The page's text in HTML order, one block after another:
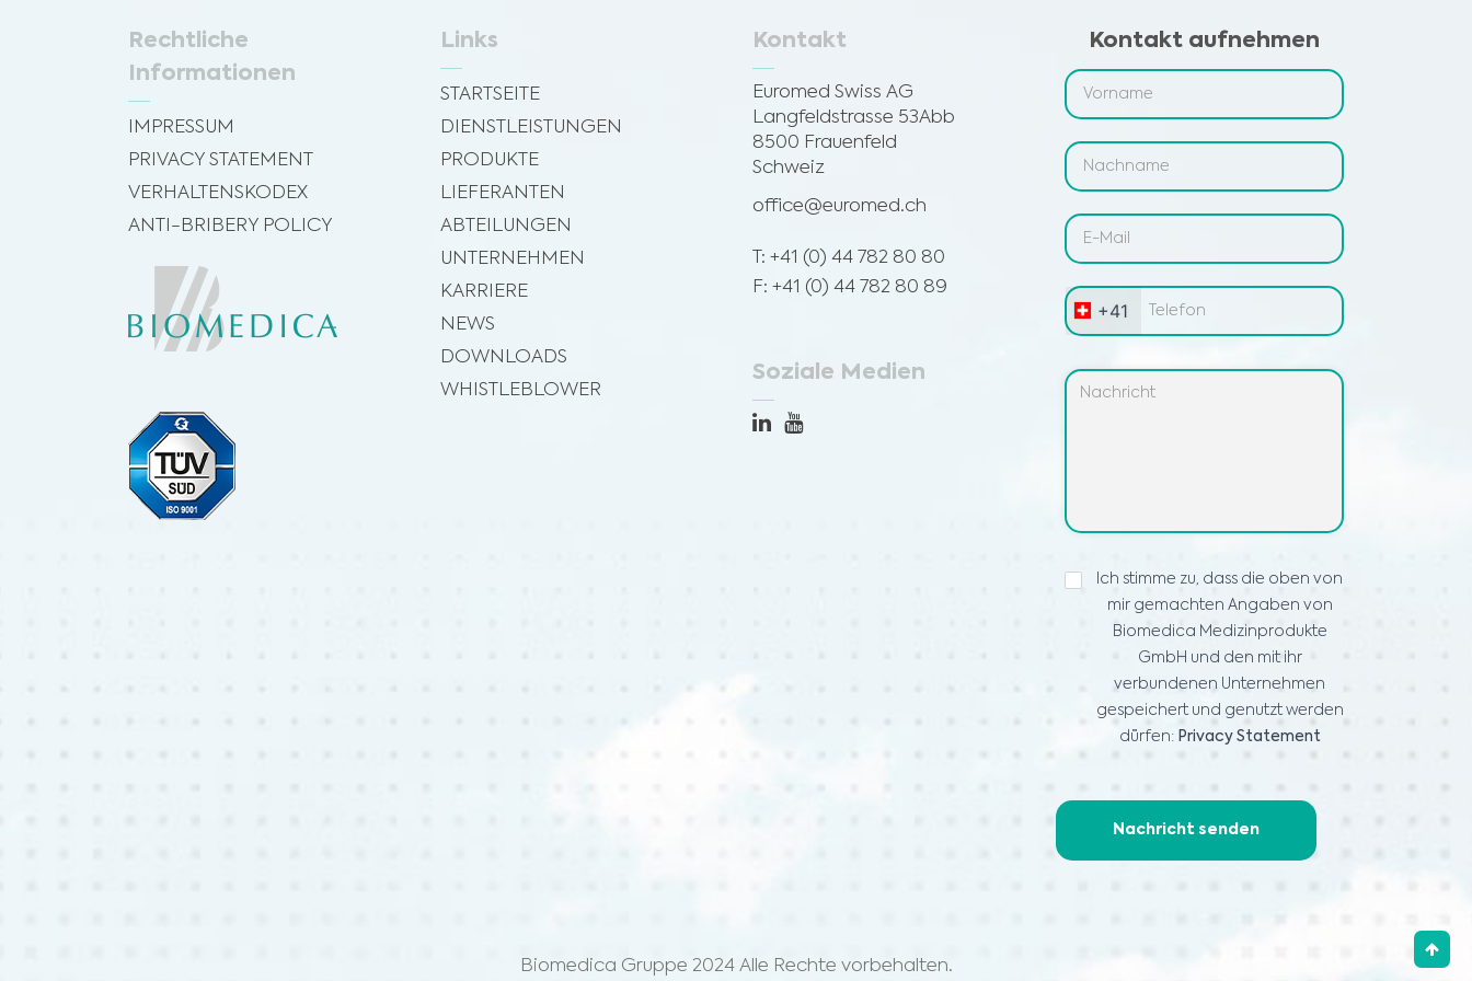
Rechtliche
Informationen
IMPRESSUM
PRIVACY STATEMENT
VERHALTENSKODEX
ANTI-BRIBERY POLICY
Links
STARTSEITE
DIENSTLEISTUNGEN
PRODUKTE
LIEFERANTEN
ABTEILUNGEN
UNTERNEHMEN
KARRIERE
NEWS
DOWNLOADS
WHISTLEBLOWER
Kontakt
Euromed Swiss AG
Langfeldstrasse 53Abb
8500 Frauenfeld
Schweiz
office@euromed.ch
T: +41 (0) 44 782 80 80
F: +41 (0) 44 782 80 89
Soziale Medien
Kontakt aufnehmen
+41
Privacy
Statement
Agreement*
Ich stimme zu, dass die oben von
mir gemachten Angaben von
Biomedica Medizinprodukte
GmbH und den mit ihr
verbundenen Unternehmen
gespeichert und genutzt werden
dürfen: Privacy Statement
Nachricht senden
Biomedica Gruppe 2024 Alle Rechte vorbehalten.